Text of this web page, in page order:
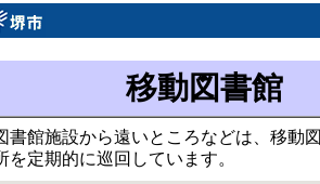
移動図書館
書館施設から遠いところなどは、移動
を定期的に巡回しています。